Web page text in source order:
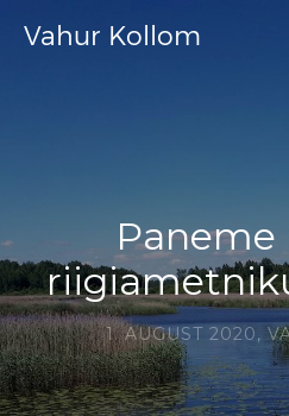
Vahur Kollom
Paneme
1. AUGUST 2020,